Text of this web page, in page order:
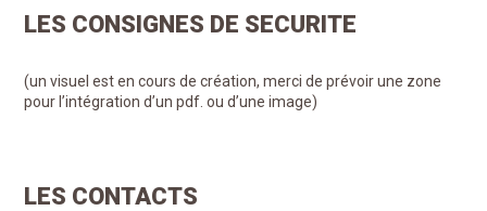
LES CONSIGNES DE SECURITE
(un visuel est en cours de création, merci de prévoir une zone
pour l’intégration d’un pdf. ou d’une image)
LES CONTACTS